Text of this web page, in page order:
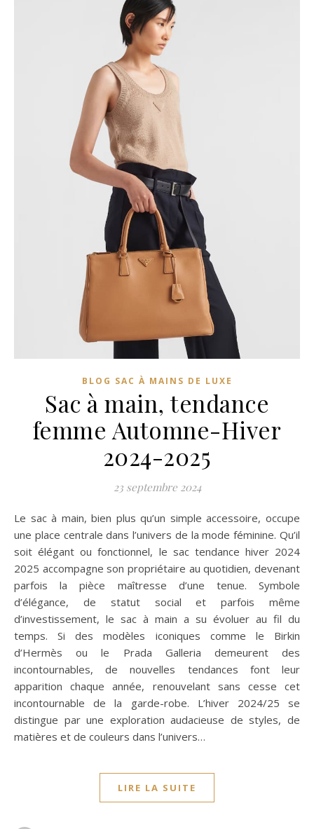
BLOG SAC À MAINS DE LUXE
Sac à main, tendance
femme Automne-Hiver
2024-2025
23 septembre 2024
Le sac à main, bien plus qu’un simple accessoire, occupe
une place centrale dans l’univers de la mode féminine. Qu’il
soit élégant ou fonctionnel, le sac tendance hiver 2024
2025 accompagne son propriétaire au quotidien, devenant
parfois la pièce maîtresse d’une tenue. Symbole
d’élégance, de statut social et parfois même
d’investissement, le sac à main a su évoluer au fil du
temps. Si des modèles iconiques comme le Birkin
d’Hermès ou le Prada Galleria demeurent des
incontournables, de nouvelles tendances font leur
apparition chaque année, renouvelant sans cesse cet
incontournable de la garde-robe. L’hiver 2024/25 se
distingue par une exploration audacieuse de styles, de
matières et de couleurs dans l’univers…
LIRE LA SUITE